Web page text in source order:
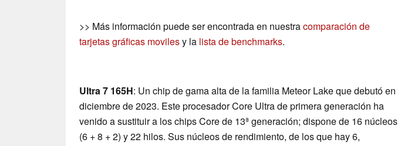
>> Más información puede ser encontrada en nuestracomparación de
tarjetas gráficas movilesy la lista de benchmarks.
Ultra 7 165H: Un chip de gama alta de la familia Meteor Lake que debutó en
diciembre de 2023. Este procesador Core Ultra de primera generación ha
venido a sustituir a los chips Core de 13ª generación; dispone de 16 núcleos
(6 + 8 + 2) y 22 hilos. Sus núcleos de rendimiento, de los que hay 6,